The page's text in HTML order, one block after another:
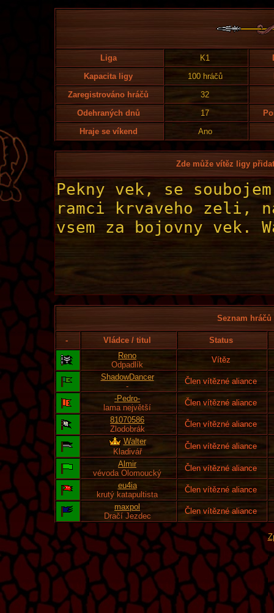
Liga K1
Kapacita ligy
100 hráčů
Zaregistrováno hráčů
32
Odehraných dnů
17
Hraje se víkend
Ano
Zde může vítěz ligy
Seznam
- Vládce / titul
Status
Reno
Odpadlík
Vítěz
ShadowDancer
-
Člen vítězné aliance
-Pedro-
lama největší
Člen vítězné aliance
81070586
Zlodobrák
Člen vítězné aliance
Walter
Kladivář
Člen vítězné aliance
Almir
vévoda Olomoucký
Člen vítězné aliance
eu4ia
krutý katapultista
Člen vítězné aliance
maxpol
Dračí Jezdec
Člen vítězné aliance